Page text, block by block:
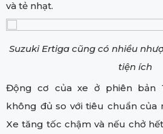
và tẻ nhạt.
Suzuki Ertiga cũng có nhiều
tiện ích
Động cơ của xe ở phiên bản
không đủ so với tiêu chuẩn của
Xe tăng tốc chậm và nếu chở